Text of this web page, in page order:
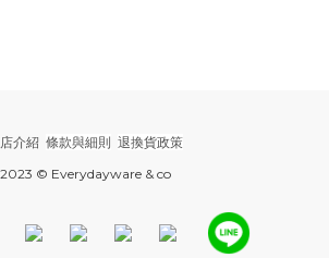
介紹 條款與細則 退換貨政策
2023 © Everydayware & co